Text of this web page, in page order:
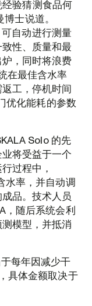
验猜测食品何
士说道。
自动进行测量
性、质量和最
，同时将浪费
在最佳含水率
工，停机时间
优化能耗的参数
Solo 的先
将受益于一个
过程中，
水率，并自动调
品。技术人员
，随后系统会利
模型，并抵消
每年因减少干
具体金额取决于